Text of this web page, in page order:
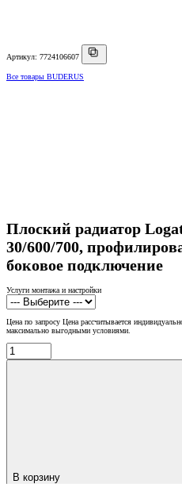
Артикул: 7724106607
Все товары BUDERUS
Плоский радиатор
30/600/700,
боковое подключение
Услуги монтажа и настройки
Цена по запросу Цена рассчитывается
максимально выгодными условиями.
В корзину